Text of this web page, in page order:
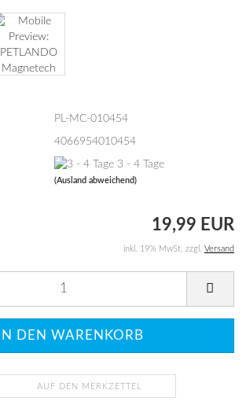
PL-MC-010454
4066954010454
3 - 4 Tage
(Ausland abweichend)
19,99 EUR
inkl. 19% MwSt. zzgl. Versand
AUF DEN MERKZETTEL